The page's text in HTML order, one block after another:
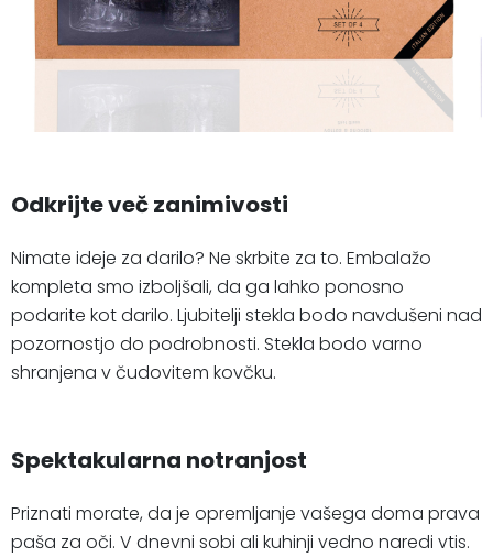
Odkrijte več zanimivosti
Nimate ideje za darilo? Ne skrbite za to. Embalažo
kompleta smo izboljšali, da ga lahko ponosno
podarite kot darilo. Ljubitelji stekla bodo navdušeni nad
pozornostjo do podrobnosti. Stekla bodo varno
shranjena v čudovitem kovčku.
Spektakularna notranjost
Priznati morate, da je opremljanje vašega doma prava
paša za oči. V dnevni sobi ali kuhinji vedno naredi vtis.